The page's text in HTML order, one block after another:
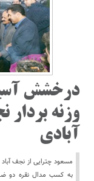
درخشش
وزنه بردار
آبادی
به کسب مدال نقره دو